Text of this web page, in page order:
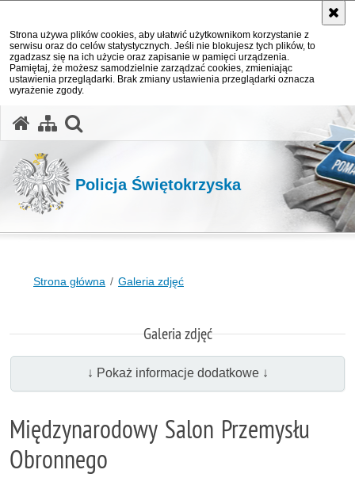
Strona używa plików cookies, aby ułatwić użytkownikom korzystanie z
serwisu oraz do celów statystycznych. Jeśli nie blokujesz tych plików, to
zgadzasz się na ich użycie oraz zapisanie w pamięci urządzenia.
Pamiętaj, że możesz samodzielnie zarządzać cookies, zmieniając
ustawienia przeglądarki. Brak zmiany ustawienia przeglądarki oznacza
wyrażenie zgody.
Policja Świętokrzyska
Strona główna Galeria zdjęć
Galeria zdjęć
↓ Pokaż informacje dodatkowe ↓
Międzynarodowy Salon Przemysłu
Obronnego